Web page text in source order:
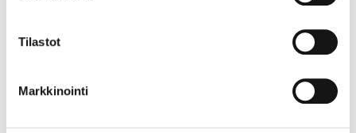
Tilastot
Markkinointi